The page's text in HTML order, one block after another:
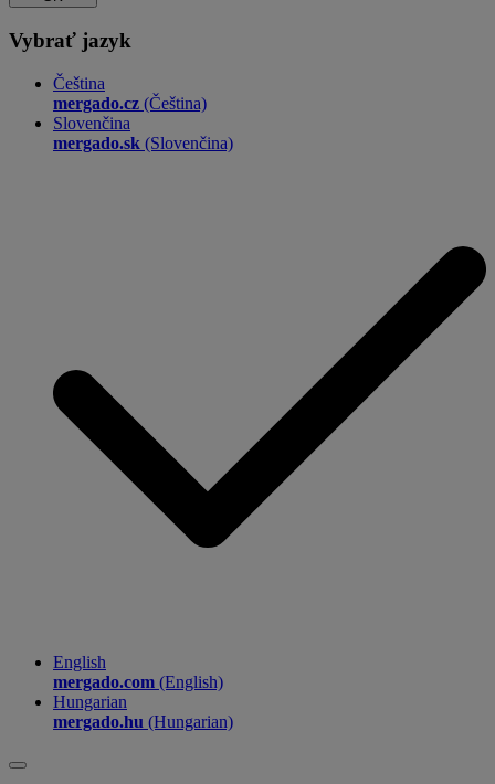
Vybrať jazyk
Čeština
mergado.cz (Čeština)
Slovenčina
mergado.sk (Slovenčina)
English
mergado.com (English)
Hungarian
mergado.hu (Hungarian)